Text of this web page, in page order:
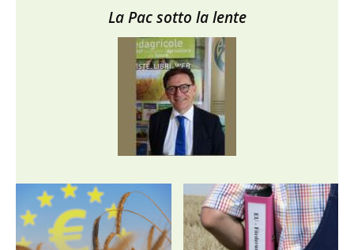
La Pac sotto la lente